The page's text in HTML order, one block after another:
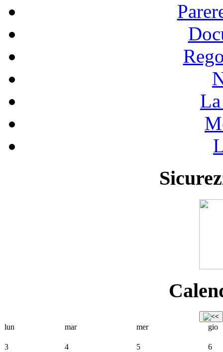
lun
mar mer gio
3 4 5
6